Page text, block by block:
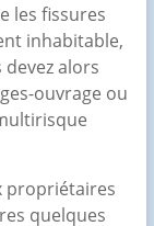
les fissures
inhabitable,
devez alors
ouvrage ou
propriétaires
quelques